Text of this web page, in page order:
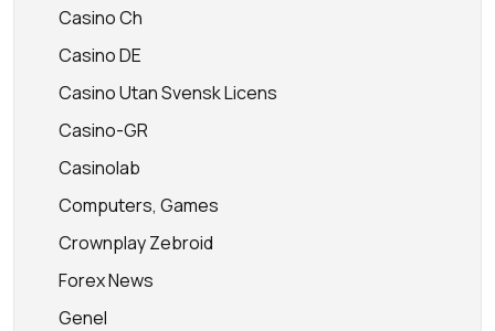
Casino Ch
Casino DE
Casino Utan Svensk Licens
Casino-GR
Casinolab
Computers, Games
Crownplay Zebroid
Forex News
Genel